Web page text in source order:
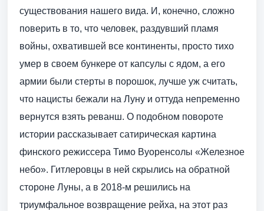
существования нашего вида. И, конечно, сложно
поверить в то, что человек, раздувший пламя
войны, охватившей все континенты, просто тихо
умер в своем бункере от капсулы с ядом, а его
армии были стерты в порошок, лучше уж считать,
что нацисты бежали на Луну и оттуда непременно
вернутся взять реванш. О подобном повороте
истории рассказывает сатирическая картина
финского режиссера Тимо Вуоренсолы «Железное
небо». Гитлеровцы в ней скрылись на обратной
стороне Луны, а в 2018-м решились на
триумфальное возвращение рейха, на этот раз